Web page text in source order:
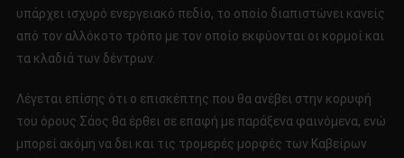
υπάρχει ισχυρό ενεργειακό πεδίο, το οποίο διαπιστώνει κανείς
από τον αλλόκοτο τρόπο με τον οποίο εκφύονται οι κορμοί και
τα κλαδιά των δέντρων.
Λέγεται επίσης ότι ο επισκέπτης που θα ανέβει στην κορυφή
του όρους Σάος θα έρθει σε επαφή με παράξενα φαινόμενα, ενώ
μπορεί ακόμη να δει και τις τρομερές μορφές των Καβείρων